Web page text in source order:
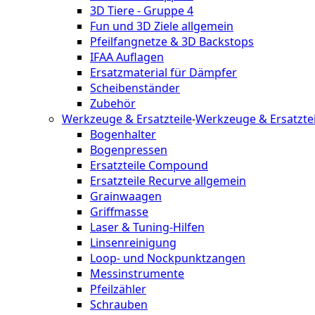
3D Tiere - Gruppe 4
Fun und 3D Ziele allgemein
Pfeilfangnetze & 3D Backstops
IFAA Auflagen
Ersatzmaterial für Dämpfer
Scheibenständer
Zubehör
Werkzeuge & Ersatzteile-Werkzeuge &
Bogenhalter
Bogenpressen
Ersatzteile Compound
Ersatzteile Recurve allgemein
Grainwaagen
Griffmasse
Laser & Tuning-Hilfen
Linsenreinigung
Loop- und Nockpunktzangen
Messinstrumente
Pfeilzähler
Schrauben